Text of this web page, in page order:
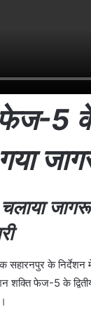
फेज-5
चलाया
के निर्देशन
फेज-5 के